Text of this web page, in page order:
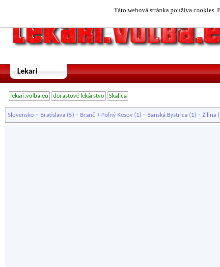
Táto webová stránka používa cookies.
Lekari
lekari.volba.eu dorastové lekárstvo Skalica
Slovensko - Bratislava (5) - Branč + Poľný Kesov (1) - Banská Bystrica (1) - Žilina